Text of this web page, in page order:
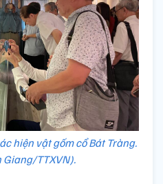
hiện vật gốm cổ Bát Tràng.
Giang/TTXVN).